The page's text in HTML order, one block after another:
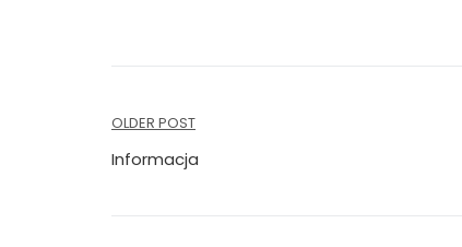
Nawigacja
wpisu
OLDER POST
Informacja